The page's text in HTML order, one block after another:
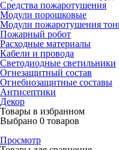
Средства пожаротушения
Модули порошковые
Модули пожаротушения
Пожарный робот
Расходные материалы
Кабели и провода
Светодиодные светильники
Огнезащитный состав
Огнебиозащитные составы
Антисептики
Декор
Товары в избранном
Выбрано 0 товаров
Просмотр